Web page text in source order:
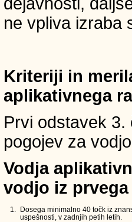
ne vpliva izraba
Kriteriji in
aplikativnega
Prvi odstavek 3.
pogojev za
Vodja
vodjo iz
1.
Dosega minimalno 40 točk iz
uspešnosti, v zadnjih petih letih.